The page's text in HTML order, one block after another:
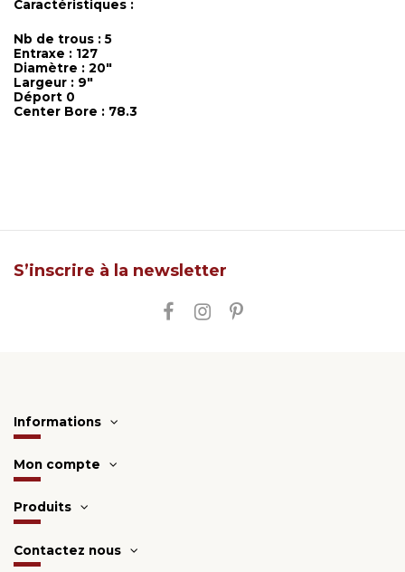
Caractéristiques :
Nb de trous : 5
Entraxe : 127
Diamètre : 20"
Largeur : 9"
Déport 0
Center Bore : 78.3
S’inscrire à la newsletter
Informations
Mon compte
Produits
Contactez nous